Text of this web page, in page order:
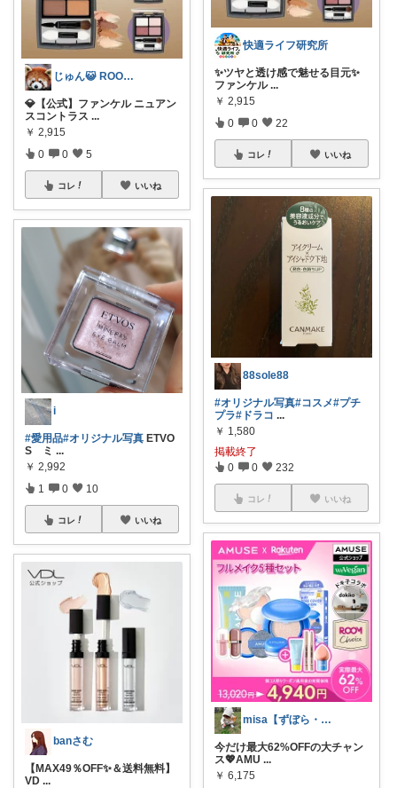
じゅん😺 ROOM💖🎵
💎【公式】ファンケル ニュアン
スコントラス ...
￥ 2,915
0 0 5
コレ いいね
i
#愛用品#オリジナル写真 ETVO
S ミ ...
￥ 2,992
1 0 10
コレ いいね
banさむ
【MAX49％OFF✨＆送料無料】
VD ...
快適ライフ研究所
✨ツヤと透け感で魅せる目元✨
ファンケル ...
￥ 2,915
0 0 22
コレ いいね
88sole88
#オリジナル写真#コスメ#プチ
プラ#ドラコ ...
￥ 1,580
掲載終了
0 0 232
コレ いいね
misa【ずぼら・時短生活🙈】
今だけ最大62%OFFの大チャン
ス💖AMU ...
￥ 6,175